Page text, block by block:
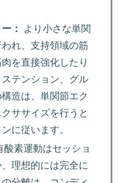
：
より小さな単関
れ、支持領域の筋
を直接強化したり
テンション、グル
造は、単関節エク
ササイズを行うと
に従います。
酸素運動はセッショ
理想的には完全に